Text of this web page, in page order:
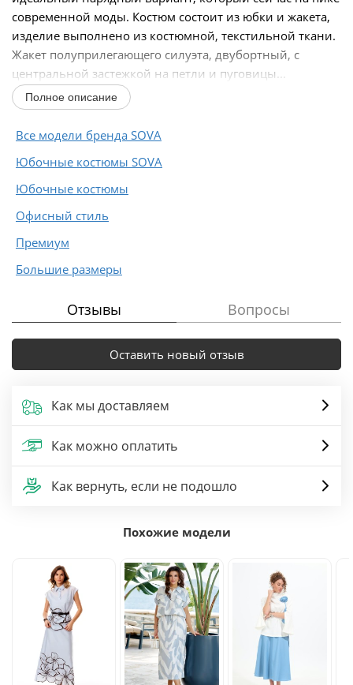
современной моды. Костюм состоит из юбки и жакета,
изделие выполнено из костюмной, текстильной ткани.
Жакет полуприлегающего силуэта, двубортный, с
центральной застежкой на петли и пуговицы...
Полное описание
Все модели бренда SOVA
Юбочные костюмы SOVA
Юбочные костюмы
Офисный стиль
Премиум
Большие размеры
Отзывы Вопросы
Оставить новый отзыв
Как мы доставляем
Как можно оплатить
Как вернуть, если не подошло
Похожие модели